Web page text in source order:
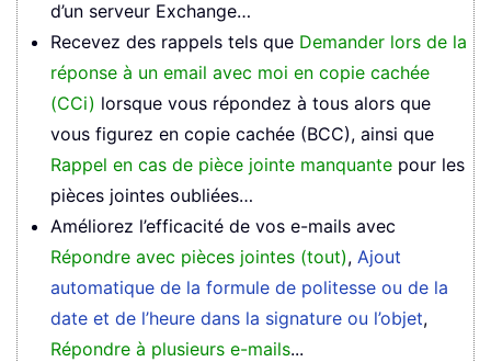
d’un serveur Exchange…
Recevez des rappels tels que Demander lors de la
réponse à un email avec moi en copie cachée
(CCi) lorsque vous répondez à tous alors que
vous figurez en copie cachée (BCC), ainsi que
Rappel en cas de pièce jointe manquante pour les
pièces jointes oubliées…
Améliorez l’efficacité de vos e-mails avec
Répondre avec pièces jointes (tout), Ajout
automatique de la formule de politesse ou de la
date et de l’heure dans la signature ou l’objet,
Répondre à plusieurs e-mails...